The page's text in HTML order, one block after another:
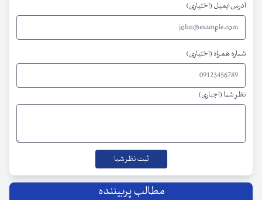
آدرس ایمیل (اختیاری)
شماره همراه (اختیاری)
نظر شما (اجباری)
مطالب پربیننده